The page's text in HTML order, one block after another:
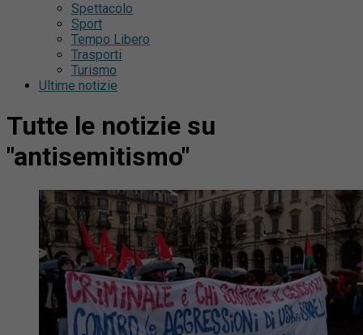
Spettacolo
Sport
Tempo Libero
Trasporti
Turismo
Ultime notizie
Tutte le notizie su
"antisemitismo"